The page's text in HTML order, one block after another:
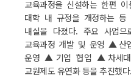
교육과정을 신설하는 한편
대학 내 규정을 개정하는
내실을 다졌다. 주요 사업
교육과정 개발 및 운영 ▲산
운영 ▲기업 협업 ▲차세대
교원제도 유연화 등을 추진했다.